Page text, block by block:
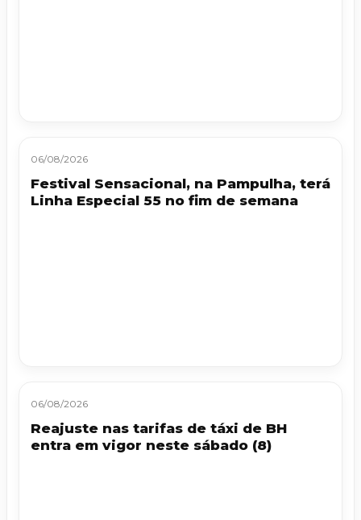
06/08/2026
Festival Sensacional, na Pampulha, terá
Linha Especial 55 no fim de semana
06/08/2026
Reajuste nas tarifas de táxi de BH
entra em vigor neste sábado (8)